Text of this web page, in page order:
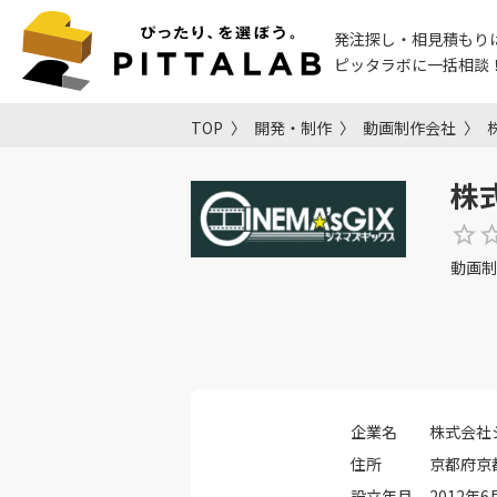
発注探し・相見積もり
ピッタラボに一括相談
TOP 開発・制作 動画制作会社
株
動画
企業名
株式会社
住所
京都府